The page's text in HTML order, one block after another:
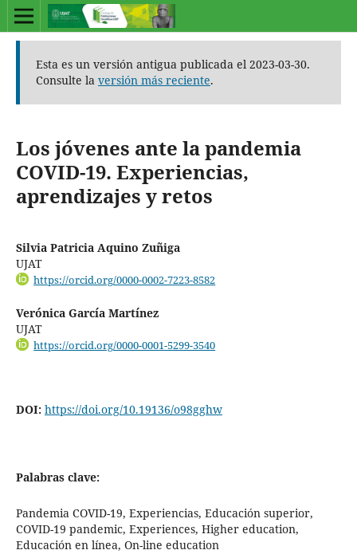
Esta es un versión antigua publicada el 2023-03-30.
Consulte la versión más reciente.
Los jóvenes ante la pandemia
COVID-19. Experiencias,
aprendizajes y retos
Silvia Patricia Aquino Zuñiga
UJAT
https://orcid.org/0000-0002-7223-8582
Verónica García Martínez
UJAT
https://orcid.org/0000-0001-5299-3540
DOI: https://doi.org/10.19136/o98gghw
Palabras clave:
Pandemia COVID-19, Experiencias, Educación superior,
COVID-19 pandemic, Experiences, Higher education,
Educación en línea, On-line education